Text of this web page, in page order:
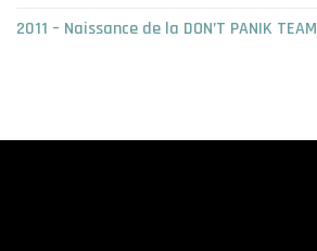
2011 – Naissance de la DON’T PANIK TEAM